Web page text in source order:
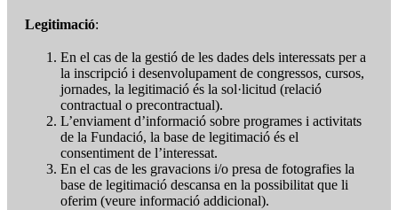
Legitimació:
En el cas de la gestió de les dades dels interessats per a
la inscripció i desenvolupament de congressos, cursos,
jornades, la legitimació és la sol·licitud (relació
contractual o precontractual).
L’enviament d’informació sobre programes i activitats
de la Fundació, la base de legitimació és el
consentiment de l’interessat.
En el cas de les gravacions i/o presa de fotografies la
base de legitimació descansa en la possibilitat que li
oferim (veure informació addicional).